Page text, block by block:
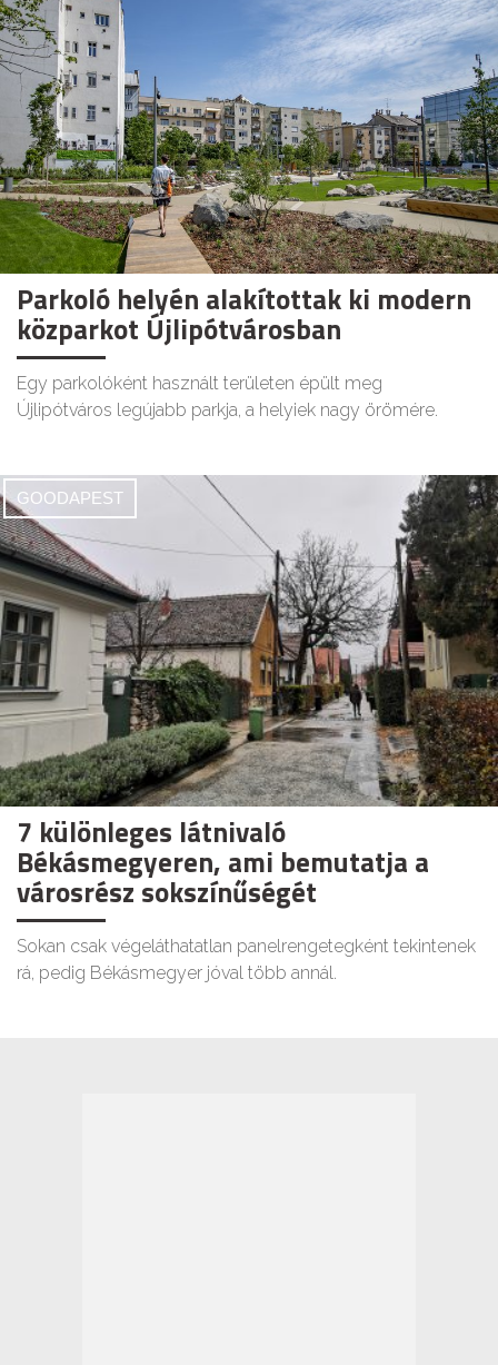
Parkoló helyén alakítottak ki modern
közparkot Újlipótvárosban
Egy parkolóként használt területen épült meg
Újlipótváros legújabb parkja, a helyiek nagy örömére.
GOODAPEST
7 különleges látnivaló
Békásmegyeren, ami bemutatja a
városrész sokszínűségét
Sokan csak végeláthatatlan panelrengetegként tekintenek
rá, pedig Békásmegyer jóval több annál.